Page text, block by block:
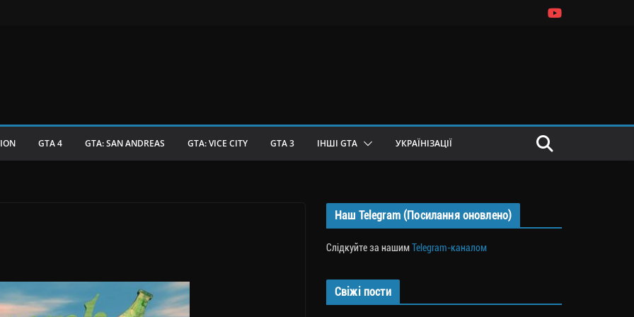
GTA 4 GTA: SAN ANDREAS GTA: VICE CITY GTA 3 ІНШІ GTA УКРАЇНІЗАЦІЇ
Наш Telegram (Посилання оновлено)
Слідкуйте за нашимTelegram-каналом
Свіжі пости